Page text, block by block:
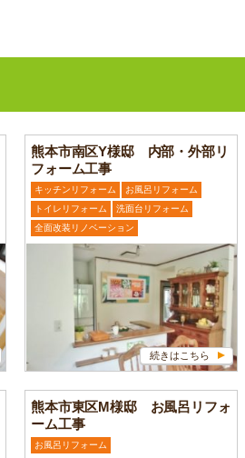
熊本市南区Y様邸 内部・外部リ
フォーム工事
キッチンリフォーム
お風呂リフォーム
トイレリフォーム
洗面台リフォーム
全面改装リノベーション
続きはこちら
熊本市東区M様邸 お風呂リフォ
ーム工事
お風呂リフォーム